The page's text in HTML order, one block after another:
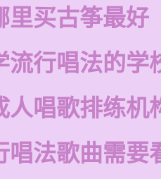
里买古筝最好
流行唱法的学
人唱歌排练机
唱法歌曲需要